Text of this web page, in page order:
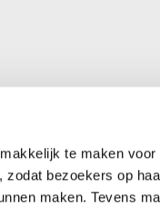
te maken voor
zodat bezoekers op
maken. Tevens